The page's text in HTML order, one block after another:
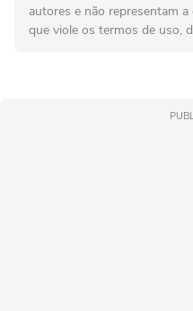
autores e não representam
que viole os termos de uso,